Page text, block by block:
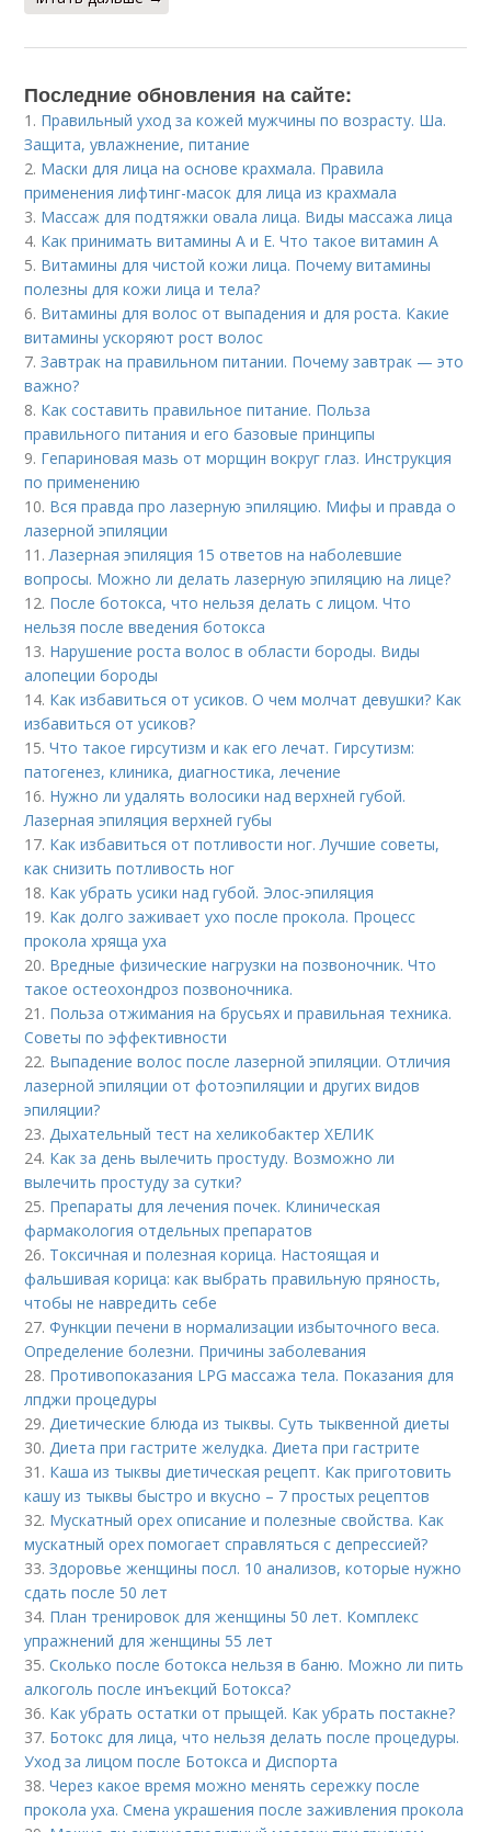
Последние обновления на сайте:
1. Правильный уход за кожей мужчины по возрасту. Ша.
Защита, увлажнение, питание
2. Маски для лица на основе крахмала. Правила
применения лифтинг-масок для лица из крахмала
3. Массаж для подтяжки овала лица. Виды массажа лица
4. Как принимать витамины А и Е. Что такое витамин А
5. Витамины для чистой кожи лица. Почему витамины
полезны для кожи лица и тела?
6. Витамины для волос от выпадения и для роста. Какие
витамины ускоряют рост волос
7.Завтрак на правильном питании. Почему завтрак — это
важно?
8. Как составить правильное питание. Польза
правильного питания и его базовые принципы
9. Гепариновая мазь от морщин вокруг глаз. Инструкция
по применению
10. Вся правда про лазерную эпиляцию. Мифы и правда о
лазерной эпиляции
11.Лазерная эпиляция 15 ответов на наболевшие
вопросы. Можно ли делать лазерную эпиляцию на лице?
12. После ботокса, что нельзя делать с лицом. Что
нельзя после введения ботокса
13. Нарушение роста волос в области бороды. Виды
алопеции бороды
14. Как избавиться от усиков. О чем молчат девушки? Как
избавиться от усиков?
15.Что такое гирсутизм и как его лечат. Гирсутизм:
патогенез, клиника, диагностика, лечение
16. Нужно ли удалять волосики над верхней губой.
Лазерная эпиляция верхней губы
17. Как избавиться от потливости ног. Лучшие советы,
как снизить потливость ног
18. Как убрать усики над губой. Элос-эпиляция
19. Как долго заживает ухо после прокола. Процесс
прокола хряща уха
20. Вредные физические нагрузки на позвоночник. Что
такое остеохондроз позвоночника.
21. Польза отжимания на брусьях и правильная техника.
Советы по эффективности
22. Выпадение волос после лазерной эпиляции. Отличия
лазерной эпиляции от фотоэпиляции и других видов
эпиляции?
23.Дыхательный тест на хеликобактер ХЕЛИК
24. Как за день вылечить простуду. Возможно ли
вылечить простуду за сутки?
25. Препараты для лечения почек. Клиническая
фармакология отдельных препаратов
26. Токсичная и полезная корица. Настоящая и
фальшивая корица: как выбрать правильную пряность,
чтобы не навредить себе
27.Функции печени в нормализации избыточного веса.
Определение болезни. Причины заболевания
28. Противопоказания LPG массажа тела. Показания для
лпджи процедуры
29.Диетические блюда из тыквы. Суть тыквенной диеты
30.Диета при гастрите желудка. Диета при гастрите
31. Каша из тыквы диетическая рецепт. Как приготовить
кашу из тыквы быстро и вкусно – 7 простых рецептов
32. Мускатный орех описание и полезные свойства. Как
мускатный орех помогает справляться с депрессией?
33.Здоровье женщины посл. 10 анализов, которые нужно
сдать после 50 лет
34. План тренировок для женщины 50 лет. Комплекс
упражнений для женщины 55 лет
35.Сколько после ботокса нельзя в баню. Можно ли пить
алкоголь после инъекций Ботокса?
36. Как убрать остатки от прыщей. Как убрать постакне?
37. Ботокс для лица, что нельзя делать после процедуры.
Уход за лицом после Ботокса и Диспорта
38.Через какое время можно менять сережку после
прокола уха. Смена украшения после заживления прокола